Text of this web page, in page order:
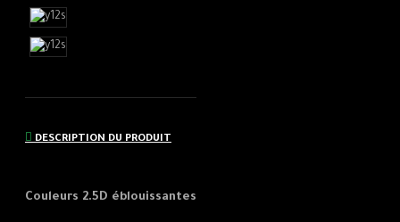
DESCRIPTION DU PRODUIT
Couleurs 2.5D éblouissantes